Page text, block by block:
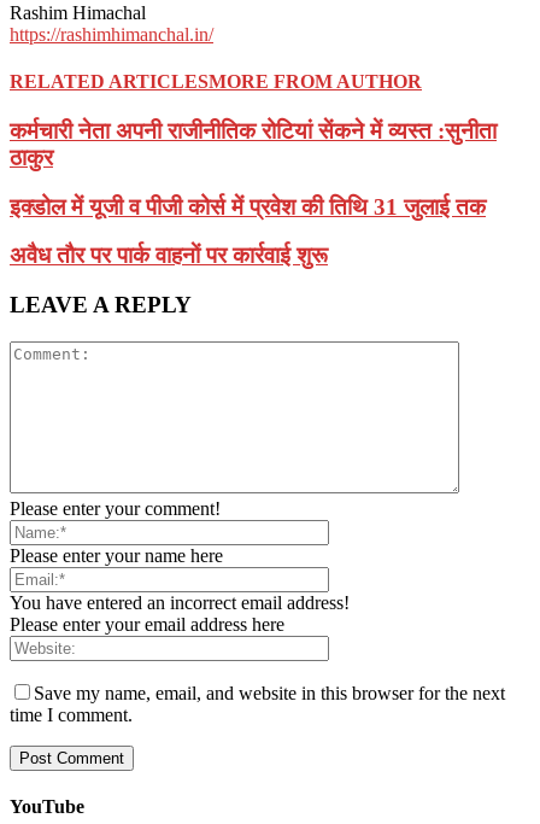
Rashim Himachal
https://rashimhimanchal.in/
RELATED ARTICLESMORE FROM AUTHOR
कर्मचारी नेता अपनी राजीनीतिक रोटियां सेंकने में व्यस्त :सुनीता
ठाकुर
इक्डोल में यूजी व पीजी कोर्स में प्रवेश की तिथि 31 जुलाई तक
अवैध ताैर पर पार्क वाहनाें पर कार्रवाई शुरू
LEAVE A REPLY
Please enter your comment!
Please enter your name here
You have entered an incorrect email address!
Please enter your email address here
Save my name, email, and website in this browser for the next
time I comment.
YouTube